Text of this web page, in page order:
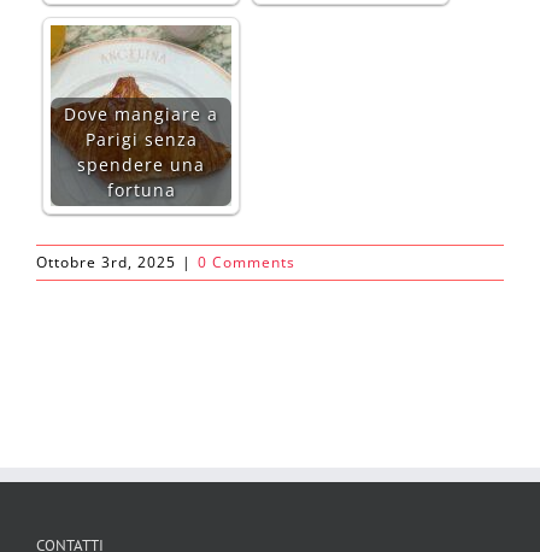
Dove mangiare a
Parigi senza
spendere una
fortuna
Ottobre 3rd, 2025 | 0 Comments
CONTATTI